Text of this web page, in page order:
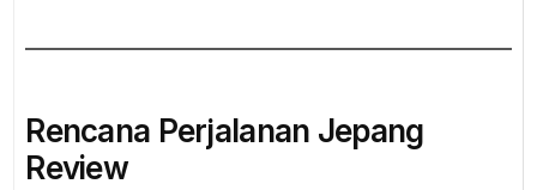
Rencana Perjalanan Jepang
Review